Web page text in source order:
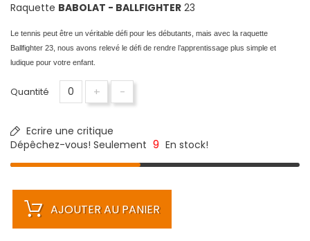
Raquette BABOLAT - BALLFIGHTER 23
Le tennis peut être un véritable défi pour les débutants, mais avec la raquette
Ballfighter 23, nous avons relevé le défi de rendre l’apprentissage plus simple et
ludique pour votre enfant.
Quantité + -
Ecrire une critique
Dépêchez-vous! Seulement 9 En stock!
AJOUTER AU PANIER